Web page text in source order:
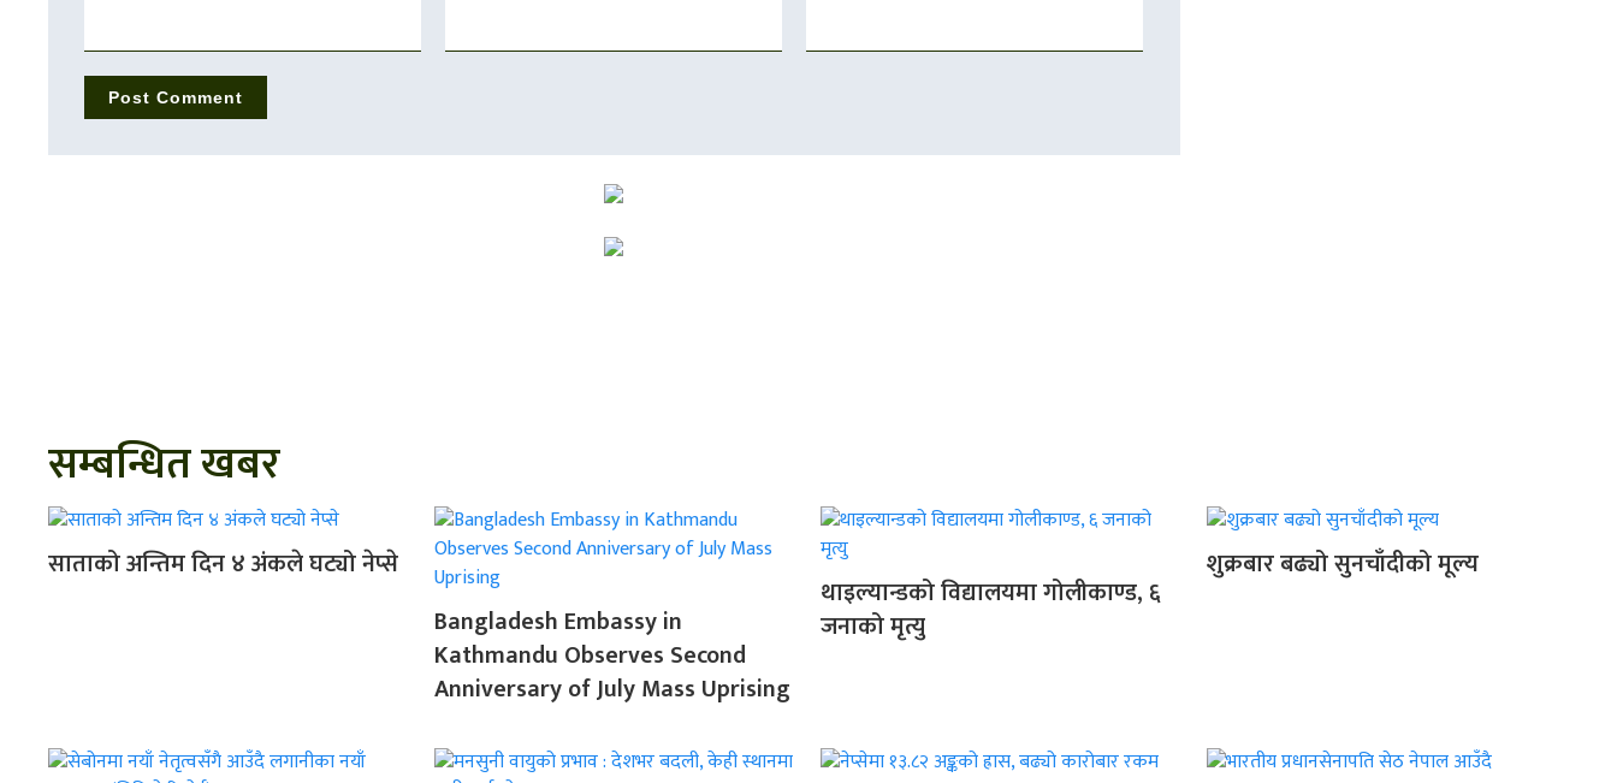
सम्बन्धित खबर
साताको अन्तिम दिन ४ अंकले घट्यो नेप्से
Bangladesh Embassy in
Kathmandu Observes Second
Anniversary of July Mass Uprising
थाइल्यान्डको विद्यालयमा गोलीकाण्ड, ६
जनाको मृत्यु
शुक्रबार बढ्यो सुनचाँदीको मूल्य